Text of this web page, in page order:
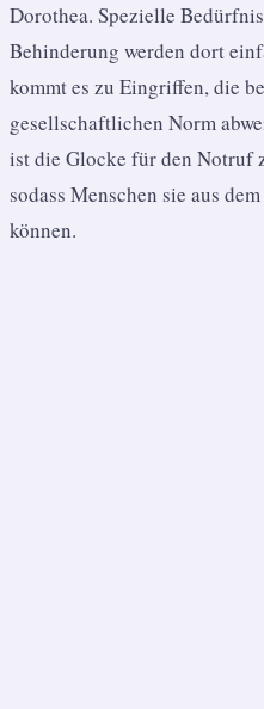
Dorothea. Spezielle
Behinderung werden dort
kommt es zu Eingriffen, die
gesellschaftlichen Norm
ist die Glocke für den Notruf
sodass Menschen sie aus
können.